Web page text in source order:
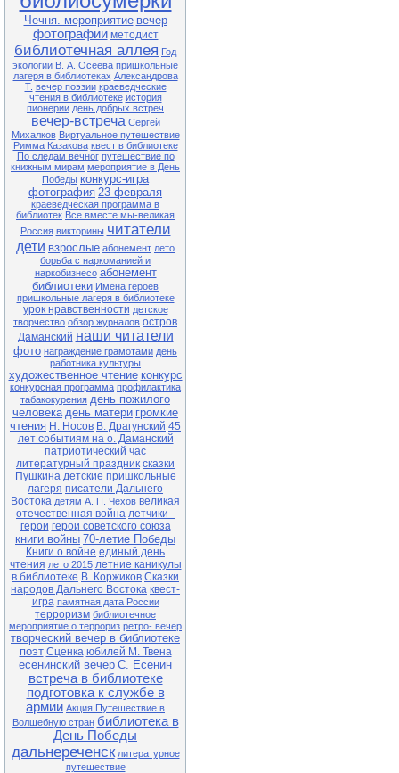
Чечня. мероприятие вечер
фотографии методист
библиотечная аллея Год
экологии В. А. Осеева пришкольные
лагеря в библиотеках Александрова
Т. вечер поэзии краеведческие
чтения в библиотеке история
пионерии день добрых встреч
вечер-встреча Сергей
Михалков Виртуальное путешествие
Римма Казакова квест в библиотеке
По следам вечног путешествие по
книжным мирам мероприятие в День
Победы конкурс-игра
фотография 23 февраля
краеведческая программа в
библиотек Все вместе мы-великая
Россия викторины читатели
дети взрослые абонемент лето
борьба с наркоманией и
наркобизнесо абонемент
библиотеки Имена героев
пришкольные лагеря в библиотеке
урок нравственности детское
творчество обзор журналов остров
Даманский наши читатели
фото награждение грамотами день
работника культуры
художественное чтение конкурс
конкурсная программа профилактика
табакокурения день пожилого
человека день матери громкие
чтения Н. Носов В. Драгунский 45
лет событиям на о. Даманский
патриотический час
литературный праздник сказки
Пушкина детские пришкольные
лагеря писатели Дальнего
Востока детям А. П. Чехов великая
отечественная война летчики -
герои герои советского союза
книги войны 70-летие Победы
Книги о войне единый день
чтения лето 2015 летние каникулы
в библиотеке В. Коржиков Сказки
народов Дальнего Востока квест-
игра памятная дата России
терроризм библиотечное
мероприятие о террориз ретро- вечер
творческий вечер в библиотеке
поэт Сценка юбилей М. Твена
есенинский вечер С. Есенин
встреча в библиотеке
подготовка к службе в
армии Акция Путешествие в
Волшебную стран библиотека в
День Победы
дальнереченск литературное
путешествие